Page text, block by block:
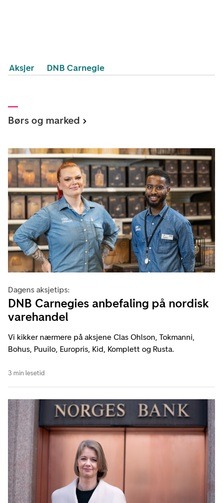
Aksjer DNB Carnegie
Børs og marked
Dagens aksjetips:
DNB Carnegies anbefaling på nordisk
varehandel
Vi kikker nærmere på aksjene Clas Ohlson, Tokmanni,
Bohus, Puuilo, Europris, Kid, Komplett og Rusta.
3 min lesetid